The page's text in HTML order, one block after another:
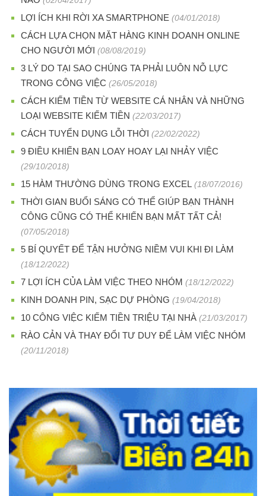
LỢI ÍCH KHI RỜI XA SMARTPHONE (04/01/2018)
CÁCH LỰA CHỌN MẶT HÀNG KINH DOANH ONLINE
CHO NGƯỜI MỚI (08/08/2019)
3 LÝ DO TẠI SAO CHÚNG TA PHẢI LUÔN NỖ LỰC
TRONG CÔNG VIỆC (26/05/2018)
CÁCH KIẾM TIỀN TỪ WEBSITE CÁ NHÂN VÀ NHỮNG
LOẠI WEBSITE KIẾM TIỀN (22/03/2017)
CÁCH TUYỂN DỤNG LỖI THỜI (22/02/2022)
9 ĐIỀU KHIẾN BẠN LOAY HOAY LẠI NHẢY VIỆC
(29/10/2018)
15 HÀM THƯỜNG DÙNG TRONG EXCEL (18/07/2016)
THỜI GIAN BUỔI SÁNG CÓ THỂ GIÚP BẠN THÀNH
CÔNG CŨNG CÓ THỂ KHIẾN BẠN MẤT TẤT CẢ!
(07/05/2018)
5 BÍ QUYẾT ĐỂ TẬN HƯỞNG NIỀM VUI KHI ĐI LÀM
(18/12/2022)
7 LỢI ÍCH CỦA LÀM VIỆC THEO NHÓM (18/12/2022)
KINH DOANH PIN, SẠC DỰ PHÒNG (19/04/2018)
10 CÔNG VIỆC KIẾM TIỀN TRIỆU TẠI NHÀ (21/03/2017)
RÀO CẢN VÀ THAY ĐỔI TƯ DUY ĐỂ LÀM VIỆC NHÓM
(20/11/2018)